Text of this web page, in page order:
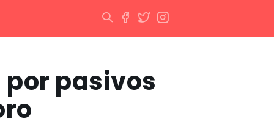
pasivos